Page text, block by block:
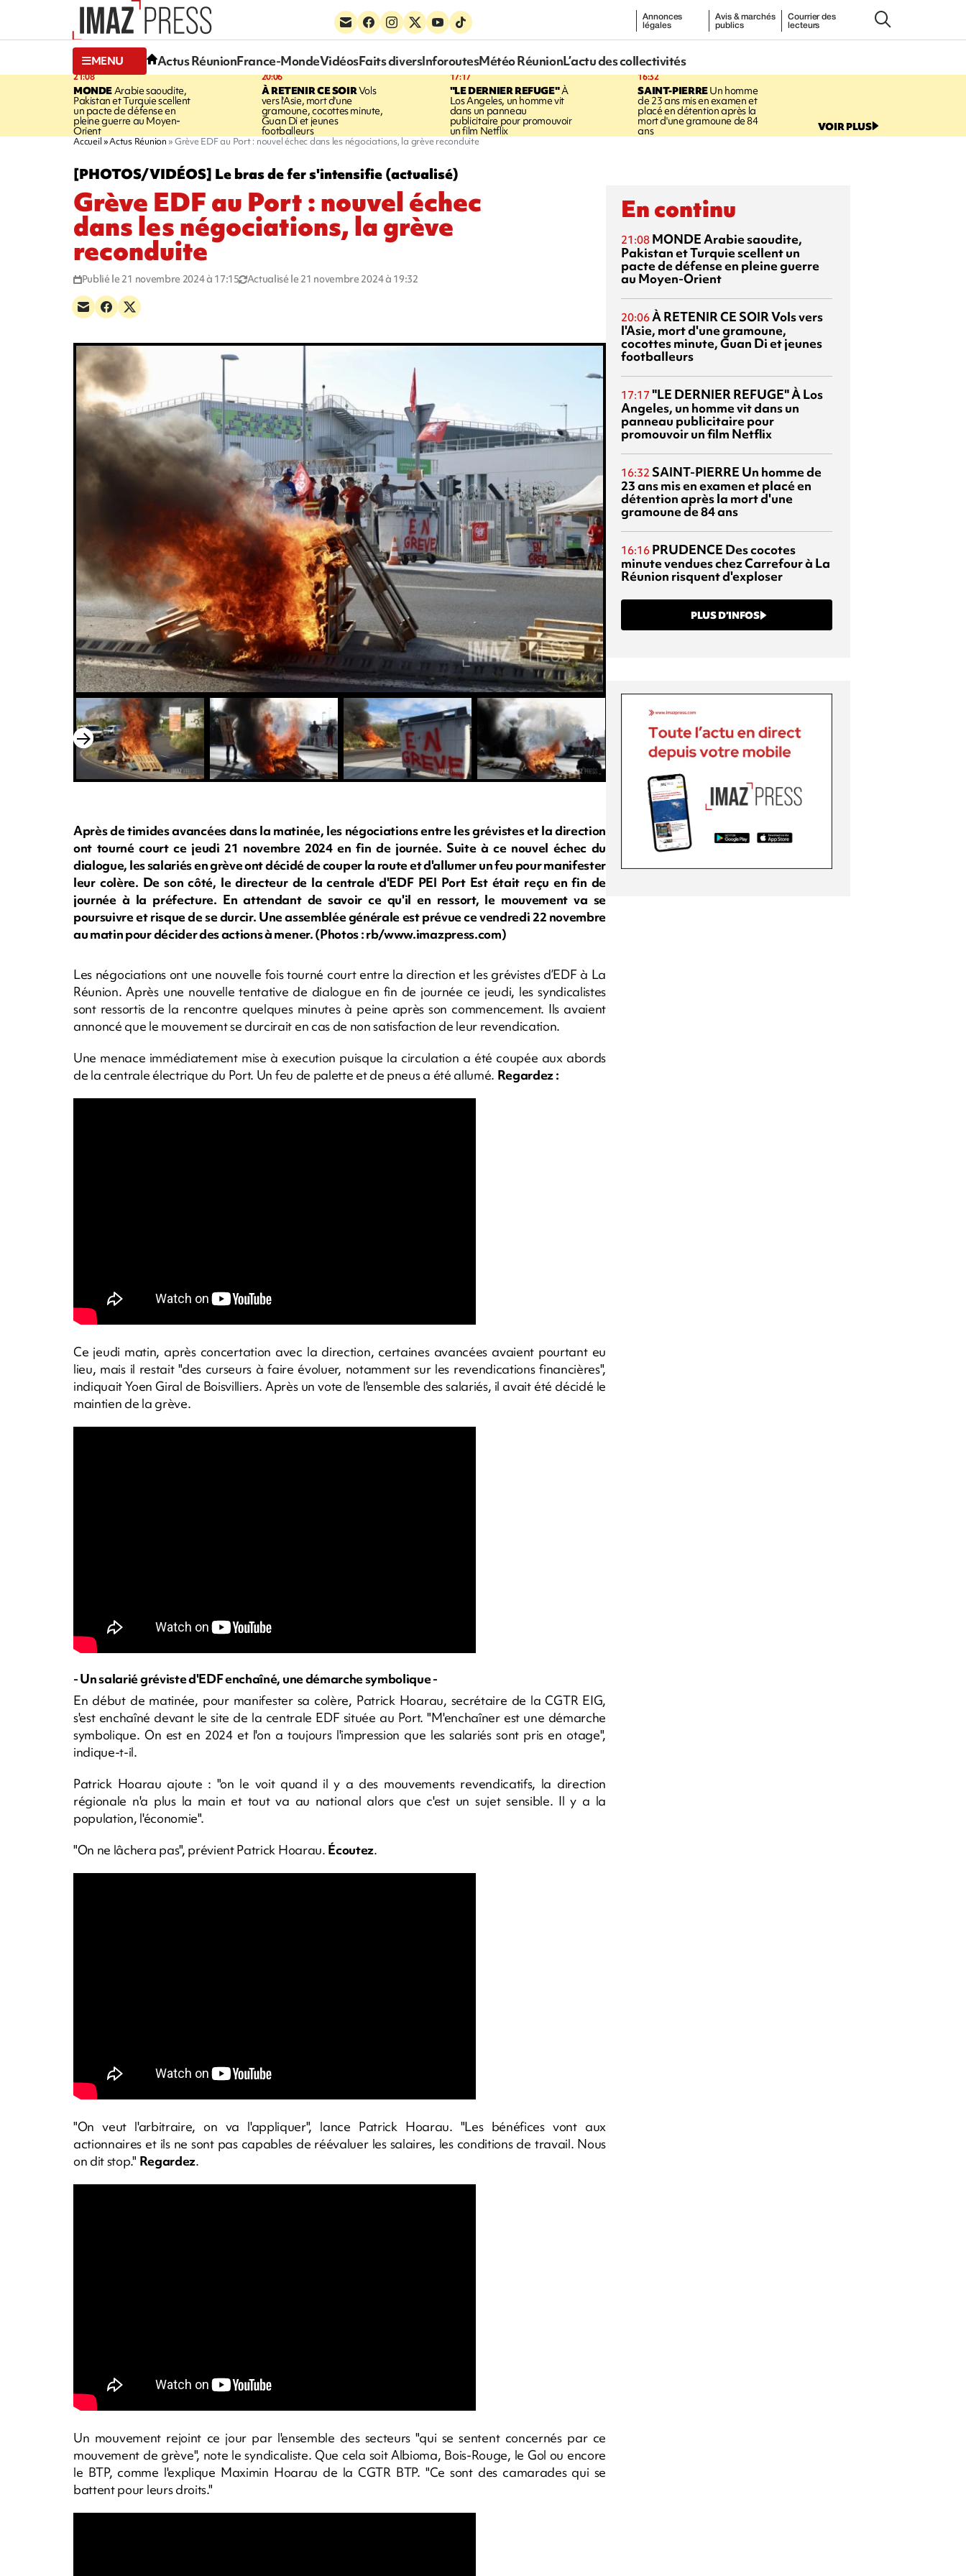
Annonces
légales
Avis & marchés
publics
Courrier des
lecteurs
MENU Actus RéunionFrance-MondeVidéosFaits diversInforoutesMétéo RéunionL’actu des collectivités
21:08
MONDE Arabie saoudite,
Pakistan et Turquie scellent
un pacte de défense en
pleine guerre au Moyen-
Orient
20:06
À RETENIR CE SOIRVols
vers l'Asie, mort d'une
gramoune, cocottes minute,
Guan Di et jeunes
footballeurs
17:17
"LE DERNIER REFUGE"À
Los Angeles, un homme vit
dans un panneau
publicitaire pour promouvoir
un film Netflix
16:32
SAINT-PIERREUn homme
de 23 ans mis en examen et
placé en détention après la
mort d'une gramoune de 84
ans VOIR PLUS
Accueil Actus Réunion Grève EDF au Port : nouvel échec dans les négociations, la grève reconduite
[PHOTOS/VIDÉOS] Le bras de fer s'intensifie (actualisé)
Grève EDF au Port : nouvel échec
dans les négociations, la grève
reconduite
Publié le 21 novembre 2024 à 17:15 Actualisé le 21 novembre 2024 à 19:32
Après de timides avancées dans la matinée, les négociations entre les grévistes et la direction
ont tourné court ce jeudi 21 novembre 2024 en fin de journée. Suite à ce nouvel échec du
dialogue, les salariés en grève ont décidé de couper la route et d'allumer un feu pour manifester
leur colère. De son côté, le directeur de la centrale d'EDF PEI Port Est était reçu en fin de
journée à la préfecture. En attendant de savoir ce qu'il en ressort, le mouvement va se
poursuivre et risque de se durcir. Une assemblée générale est prévue ce vendredi 22 novembre
au matin pour décider des actions à mener. (Photos : rb/www.imazpress.com)
Les négociations ont une nouvelle fois tourné court entre la direction et les grévistes d’EDF à La
Réunion. Après une nouvelle tentative de dialogue en fin de journée ce jeudi, les syndicalistes
sont ressortis de la rencontre quelques minutes à peine après son commencement. Ils avaient
annoncé que le mouvement se durcirait en cas de non satisfaction de leur revendication.
Une menace immédiatement mise à execution puisque la circulation a été coupée aux abords
de la centrale électrique du Port. Un feu de palette et de pneus a été allumé. Regardez :
Ce jeudi matin, après concertation avec la direction, certaines avancées avaient pourtant eu
lieu, mais il restait "des curseurs à faire évoluer, notamment sur les revendications financières",
indiquait Yoen Giral de Boisvilliers. Après un vote de l'ensemble des salariés, il avait été décidé le
maintien de la grève.
- Un salarié gréviste d'EDF enchaîné, une démarche symbolique -
En début de matinée, pour manifester sa colère, Patrick Hoarau, secrétaire de la CGTR EIG,
s'est enchaîné devant le site de la centrale EDF située au Port. "M'enchaîner est une démarche
symbolique. On est en 2024 et l'on a toujours l'impression que les salariés sont pris en otage",
indique-t-il.
Patrick Hoarau ajoute : "on le voit quand il y a des mouvements revendicatifs, la direction
régionale n'a plus la main et tout va au national alors que c'est un sujet sensible. Il y a la
population, l'économie".
"On ne lâchera pas", prévient Patrick Hoarau. Écoutez.
"On veut l'arbitraire, on va l'appliquer", lance Patrick Hoarau. "Les bénéfices vont aux
actionnaires et ils ne sont pas capables de réévaluer les salaires, les conditions de travail. Nous
on dit stop." Regardez.
Un mouvement rejoint ce jour par l'ensemble des secteurs "qui se sentent concernés par ce
mouvement de grève", note le syndicaliste. Que cela soit Albioma, Bois-Rouge, le Gol ou encore
le BTP, comme l'explique Maximin Hoarau de la CGTR BTP. "Ce sont des camarades qui se
battent pour leurs droits."
En continu
21:08 MONDEArabie saoudite,
Pakistan et Turquie scellent un
pacte de défense en pleine guerre
au Moyen-Orient
20:06À RETENIR CE SOIRVols vers
l'Asie, mort d'une gramoune,
cocottes minute, Guan Di et jeunes
footballeurs
17:17 "LE DERNIER REFUGE"À Los
Angeles, un homme vit dans un
panneau publicitaire pour
promouvoir un film Netflix
16:32 SAINT-PIERRE Un homme de
23 ans mis en examen et placé en
détention après la mort d'une
gramoune de 84 ans
16:16 PRUDENCE Des cocotes
minute vendues chez Carrefour à La
Réunion risquent d'exploser
PLUS D’INFOS